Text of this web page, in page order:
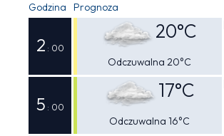
Godzina Prognoza
2 : 00
20°C
Odczuwalna 20°C
5 : 00
17°C
Odczuwalna 16°C